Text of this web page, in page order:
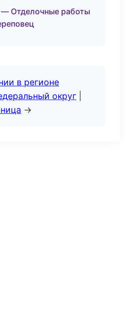
Отделочные работы
в регионе
округ
→